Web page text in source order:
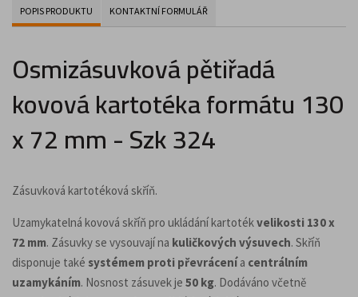
POPIS PRODUKTU KONTAKTNÍ FORMULÁŘ
Osmizásuvková pětiřadá
kovová kartotéka formátu 130
x 72 mm - Szk 324
Zásuvková kartotéková skříň.
Uzamykatelná kovová skříň pro ukládání kartotékvelikosti 130 x
72 mm. Zásuvky se vysouvají na kuličkových výsuvech. Skříň
disponuje také systémem proti převrácenía centrálním
uzamykáním. Nosnost zásuvek je 50 kg. Dodáváno včetně